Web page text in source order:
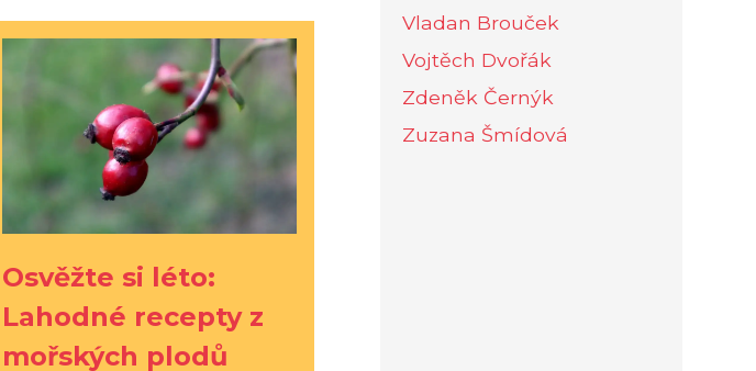
Osvěžte si léto:
Lahodné recepty z
mořských plodů
Vladan Brouček
Vojtěch Dvořák
Zdeněk Černýk
Zuzana Šmídová